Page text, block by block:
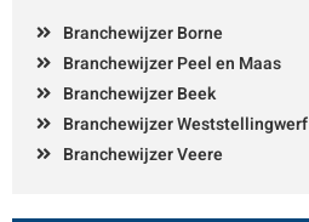
Branchewijzer Borne
Branchewijzer Peel en Maas
Branchewijzer Beek
Branchewijzer Weststellingwerf
Branchewijzer Veere